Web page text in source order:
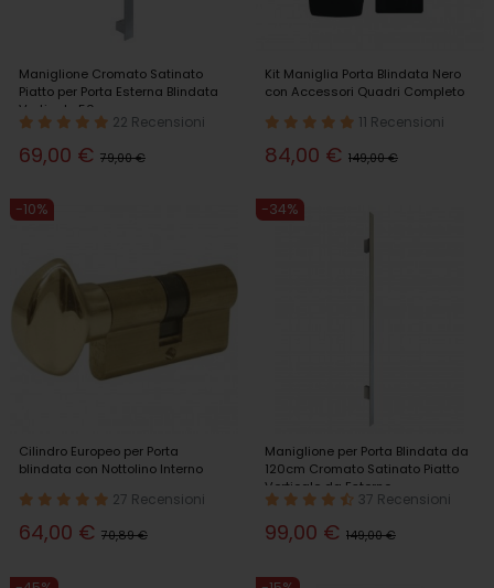
Maniglione Cromato Satinato
Piatto per Porta Esterna Blindata
Verticale 50cm
22 Recensioni
69,00 € 79,00 €
Kit Maniglia Porta Blindata Nero
con Accessori Quadri Completo
11 Recensioni
84,00 € 149,00 €
-10%
Cilindro Europeo per Porta
blindata con Nottolino Interno
27 Recensioni
64,00 € 70,89 €
-34%
Maniglione per Porta Blindata da
120cm Cromato Satinato Piatto
Verticale da Esterno
37 Recensioni
99,00 € 149,00 €